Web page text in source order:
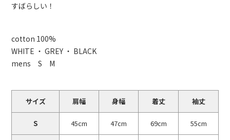
すばらしい！
cotton 100%
WHITE ・ GREY ・ BLACK
mens S M
サイズ 肩幅 身幅 着丈 袖丈
S 45cm 47cm 69cm 55cm